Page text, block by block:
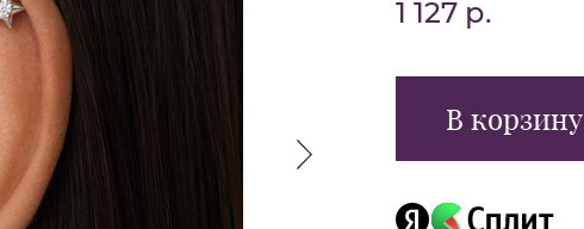
1 127 р.
В корзину